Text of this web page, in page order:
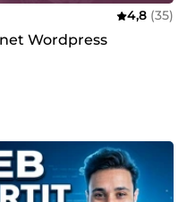
4,8 (35)
Wordpress